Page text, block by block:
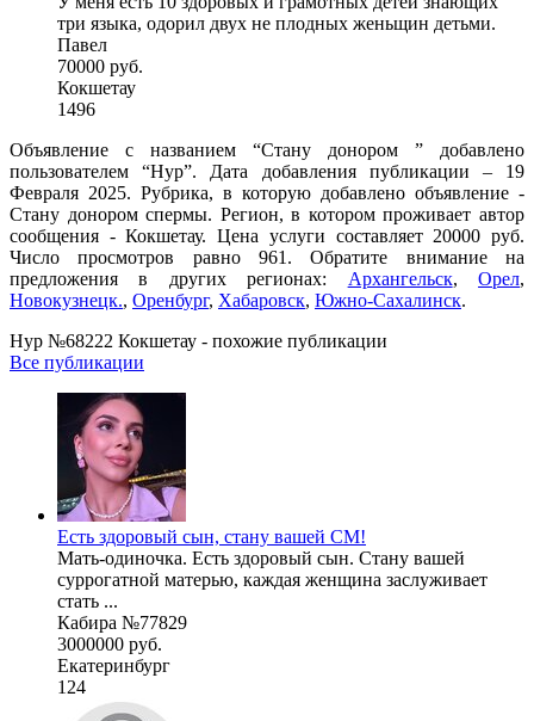
три языка, одорил двух не плодных женьщин детьми.
Павел
70000 руб.
Кокшетау
1496
Объявление с названием “Стану донором ” добавлено
пользователем “Нур”. Дата добавления публикации – 19
Февраля 2025. Рубрика, в которую добавлено объявление -
Стану донором спермы. Регион, в котором проживает автор
сообщения - Кокшетау. Цена услуги составляет 20000 руб.
Число просмотров равно 961. Обратите внимание на
предложения в других регионах: Архангельск,Орел,
Новокузнецк., Оренбург, Хабаровск, Южно-Сахалинск.
Нур №68222 Кокшетау - похожие публикации
Все публикации
Есть здоровый сын, стану вашей СМ!
Мать-одиночка. Есть здоровый сын. Стану вашей
суррогатной матерью, каждая женщина заслуживает
стать ...
Кабира №77829
3000000 руб.
Екатеринбург
124